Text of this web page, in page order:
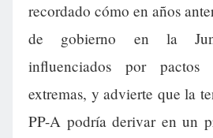
recordado cómo en años
de gobierno en la
influenciados por pactos
extremas, y advierte que la
PP-A podría derivar en un